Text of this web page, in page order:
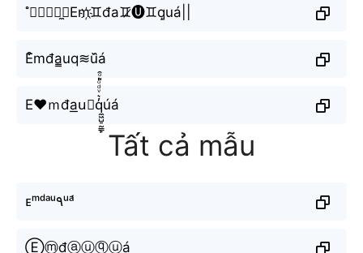
˚ྀིྀི̼⧽Em҉♊︎đa♊︎̷🅤♊︎q̝uá||
E͒mđa̳uq≋u᷈á
E♥ｍđa͟u⃟q̼͖̺̠̰͇̙̓͛ͮͩͦ̎ͦ̑ͅúá
Tất cả mẫu
ᴇᵐᵈᵃᵘ۹ᵘᵃ́
Ⓔⓜđⓐⓤⓠⓤá